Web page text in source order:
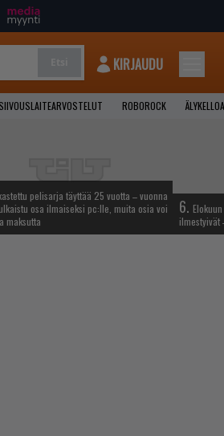
KIRJAUDU
SIIVOUSLAITEARVOSTELUT ROBOROCK
pelisarja täyttää 25 vuotta – vuonna
osa ilmaiseksi pc:lle, muita osia voi
maksutta
6.
ilmestyivät